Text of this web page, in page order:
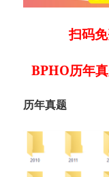
扫码
BPHO历年
历年真题